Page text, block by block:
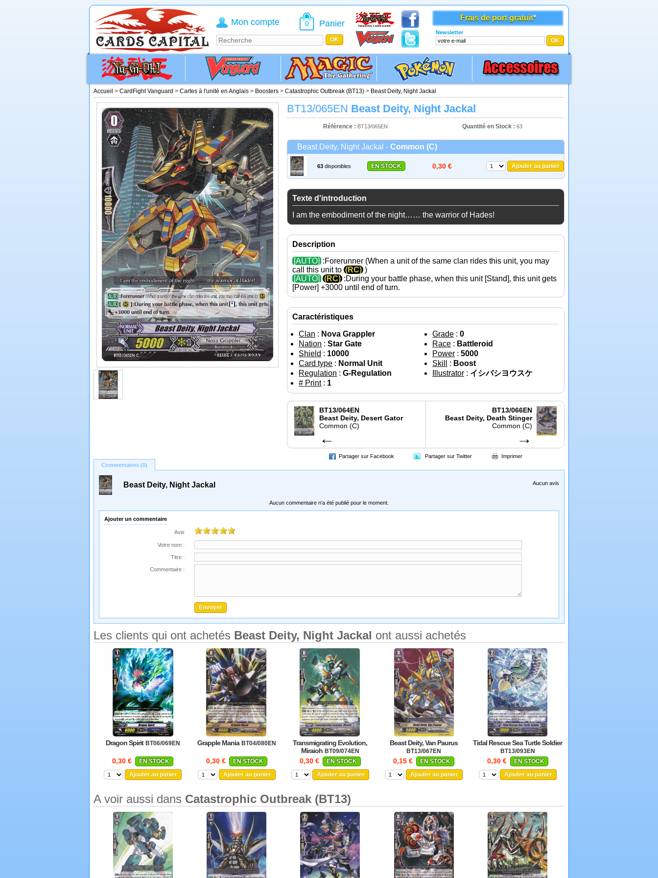
Accueil > CardFight Vanguard > Cartes à l'unité en Anglais > Boosters > Catastrophic Outbreak (BT13) > Beast Deity, Night Jackal
BT13/065EN Beast Deity, Night Jackal
Référence : BT13/065EN Quantité en Stock : 63
Beast Deity, Night Jackal - Common (C)
63 disponibles EN STOCK 0,30 € Ajouter au panier
Texte d'introduction
I am the embodiment of the night…… the warrior of Hades!
Description
[AUTO] :Forerunner (When a unit of the same clan rides this unit, you may
call this unit to (RC) )
[AUTO]
(RC) :During your battle phase, when this unit [Stand], this unit gets
[Power] +3000 until end of turn.
Caractéristiques
Clan : Nova Grappler Grade : 0
Nation :Star Gate Race : Battleroid
Shield : 10000 Power : 5000
Card type : Normal Unit Skill : Boost
Regulation :G-Regulation Illustrator : イシバシヨウスケ
# Print: 1
BT13/064EN
Beast Deity, Desert Gator
Common (C)
←
BT13/066EN
Beast Deity, Death Stinger
Common (C)
→
Partager sur Facebook Partager sur Twitter
Imprimer
Commentaires (0)
Beast Deity, Night Jackal Aucun avis
Aucun commentaire n'a été publié pour le moment.
Ajouter un commentaire
Avis
Votre nom :
Titre :
Commentaire :
Les clients qui ont achetés Beast Deity, Night Jackal ont aussi achetés
Dragon Spirit BT06/069EN
0,30 €
EN STOCK
Ajouter au panier
Grapple Mania BT04/080EN
0,30 €
EN STOCK
Ajouter au panier
Transmigrating Evolution,
Miraioh BT09/074EN
0,30 €
EN STOCK
Ajouter au panier
Beast Deity, Van Paurus
BT13/067EN
0,15 €
EN STOCK
Ajouter au panier
Tidal Rescue Sea Turtle Soldier
BT13/093EN
0,30 €
EN STOCK
Ajouter au panier
A voir aussi dans Catastrophic Outbreak (BT13)
Frais de port gratuit*
Newsletter
Mon compte 0 Panier